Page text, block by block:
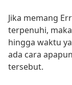
Jika memang
terpenuhi,
hingga waktu
ada cara
tersebut.